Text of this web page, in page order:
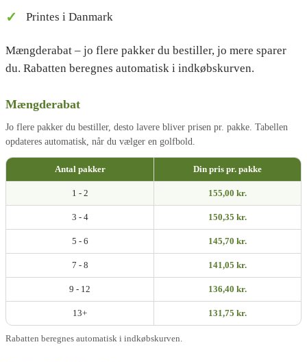
Printes i Danmark
Mængderabat – jo flere pakker du bestiller, jo mere sparer
du. Rabatten beregnes automatisk i indkøbskurven.
Mængderabat
Jo flere pakker du bestiller, desto lavere bliver prisen pr. pakke. Tabellen
opdateres automatisk, når du vælger en golfbold.
Antal pakker Din pris pr. pakke
1 - 2 155,00 kr.
3 - 4 150,35 kr.
5 - 6 145,70 kr.
7 - 8 141,05 kr.
9 - 12 136,40 kr.
13+ 131,75 kr.
Rabatten beregnes automatisk i indkøbskurven.